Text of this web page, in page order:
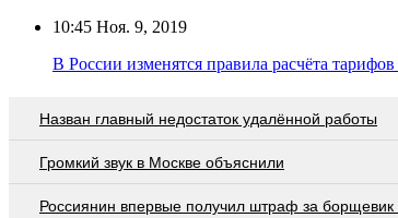
10:45 Ноя. 9, 2019
В России изменятся правила расчёта
Назван главный недостаток удалённой работы
Громкий звук в Москве объяснили
Россиянин впервые получил штраф за